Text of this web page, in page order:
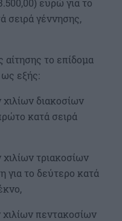
ευρώ για το
σειρά γέννησης,
αίτησης το επίδομα
εξής:
διακοσίων
κατά σειρά
τριακοσίων
για το δεύτερο κατά
πεντακοσίων